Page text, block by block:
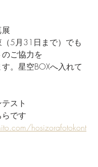
5月31日まで）でも
ご協力を
。星空BOXへ入れて
スト
です
hosizorafotokont